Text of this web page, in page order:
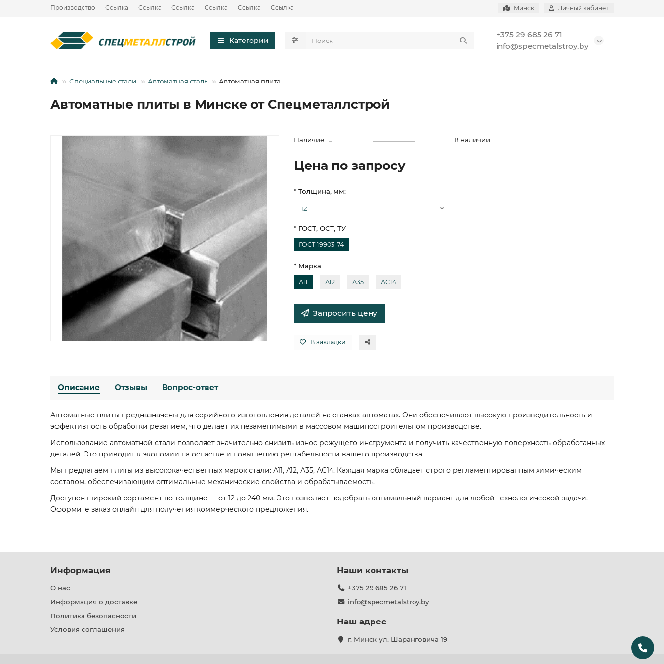
Производство Ссылка Ссылка Ссылка Ссылка Ссылка Ссылка Минск Личный кабинет
Категории
+375 29 685 26 71
info@specmetalstroy.by
Специальные стали Автоматная сталь Автоматная плита
Автоматные плиты в Минске от Спецметаллстрой
Наличие В наличии
Цена по запросу
* Толщина, мм:
* ГОСТ, ОСТ, ТУ
ГОСТ 19903-74
* Марка
А11 А12 А35 АС14
Запросить цену
В закладки
Описание Отзывы Вопрос-ответ
Автоматные плиты предназначены для серийного изготовления деталей на станках-автоматах. Они обеспечивают высокую производительность и
эффективность обработки резанием, что делает их незаменимыми в массовом машиностроительном производстве.
Использование автоматной стали позволяет значительно снизить износ режущего инструмента и получить качественную поверхность обработанных
деталей. Это приводит к экономии на оснастке и повышению рентабельности вашего производства.
Мы предлагаем плиты из высококачественных марок стали: А11, А12, А35, АС14. Каждая марка обладает строго регламентированным химическим
составом, обеспечивающим оптимальные механические свойства и обрабатываемость.
Доступен широкий сортамент по толщине — от 12 до 240 мм. Это позволяет подобрать оптимальный вариант для любой технологической задачи.
Оформите заказ онлайн для получения коммерческого предложения.
Информация
О нас
Информация о доставке
Политика безопасности
Условия соглашения
Наши контакты
+375 29 685 26 71
info@specmetalstroy.by
Наш адрес
г. Минск ул. Шаранговича 19